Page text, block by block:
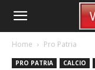
Home Pro Patria
PRO PATRIA CALCIO